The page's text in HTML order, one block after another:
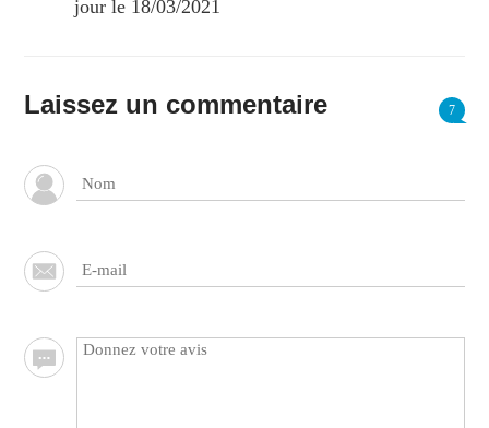
jour le 18/03/2021
Laissez un commentaire 7